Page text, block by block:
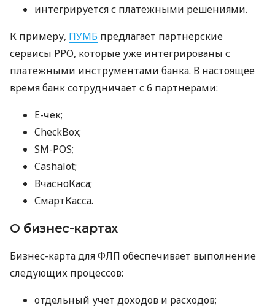
интегрируется с платежными решениями.
К примеру, ПУМБ предлагает партнерские
сервисы РРО, которые уже интегрированы с
платежными инструментами банка. В настоящее
время банк сотрудничает с 6 партнерами:
E-чек;
CheckBox;
SM-POS;
Cashalot;
ВчасноКаса;
СмартКасса.
О бизнес-картах
Бизнес-карта для ФЛП обеспечивает выполнение
следующих процессов:
отдельный учет доходов и расходов;